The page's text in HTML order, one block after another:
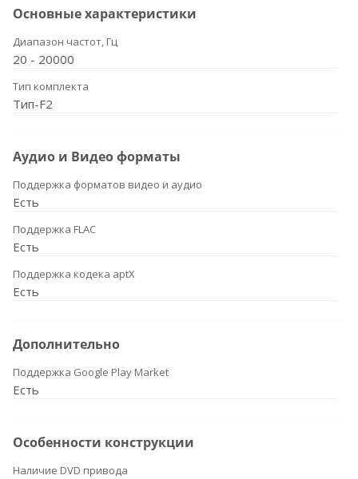
Основные характеристики
Диапазон частот, Гц
20 - 20000
Тип комплекта
Тип-F2
Аудио и Видео форматы
Поддержка форматов видео и аудио
Есть
Поддержка FLAC
Есть
Поддержка кодека aptX
Есть
Дополнительно
Поддержка Google Play Market
Есть
Особенности конструкции
Наличие DVD привода